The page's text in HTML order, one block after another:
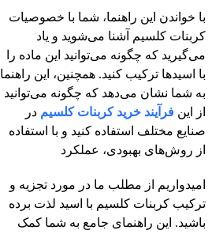
با خواندن این راهنما، شما با خصوصیات
کربنات کلسیم آشنا می‌شوید و یاد
می‌گیرید که چگونه می‌توانید این ماده را
با اسیدها ترکیب کنید. همچنین، این راهنما
به شما نشان می‌دهد که چگونه می‌توانید
از اینفرآیند خرید کربنات کلسیم در
صنایع مختلف استفاده کنید و با استفاده
از روش‌های بهبودی، عملکرد
امیدواریم از مطلب ما در مورد تجزیه و
ترکیب کربنات کلسیم با اسید لذت برده
باشید. این راهنمای جامع به شما کمک